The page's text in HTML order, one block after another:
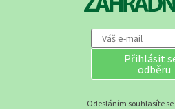
Přihlásit
odběru
Odesláním souhlasíte